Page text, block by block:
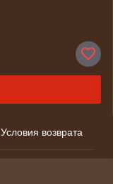
Условия возврата